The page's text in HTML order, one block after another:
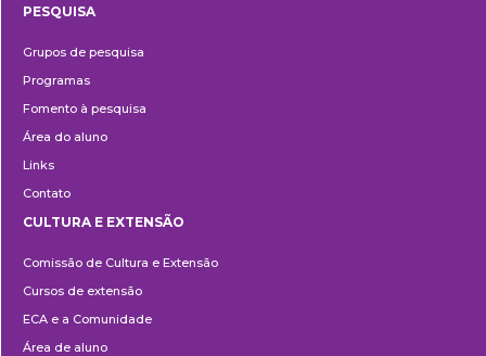
PESQUISA
Grupos de pesquisa
Programas
Fomento à pesquisa
Área do aluno
Links
Contato
e
Extensão
CULTURA E EXTENSÃO
Comissão de Cultura e Extensão
Cursos de extensão
ECA e a Comunidade
Área de aluno